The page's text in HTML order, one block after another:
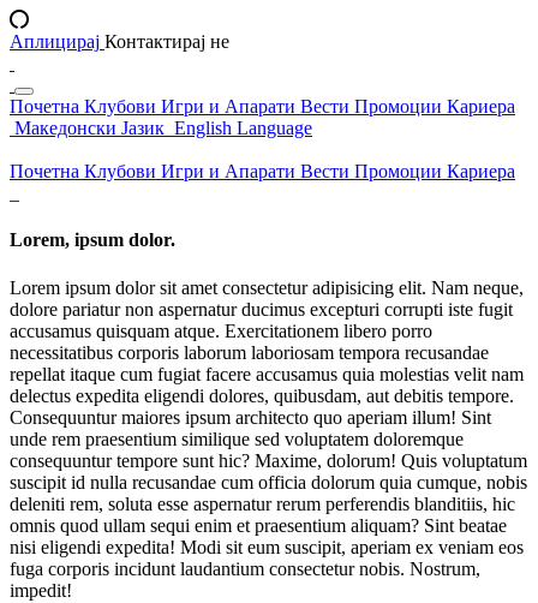
Аплицирај Контактирај не
Почетна Клубови Игри и Апарати Вести Промоции Кариера
Македонски Јазик English Language
Почетна Клубови Игри и Апарати Вести Промоции Кариера
Lorem, ipsum dolor.
Lorem ipsum dolor sit amet consectetur adipisicing elit. Nam neque,
dolore pariatur non aspernatur ducimus excepturi corrupti iste fugit
accusamus quisquam atque. Exercitationem libero porro
necessitatibus corporis laborum laboriosam tempora recusandae
repellat itaque cum fugiat facere accusamus quia molestias velit nam
delectus expedita eligendi dolores, quibusdam, aut debitis tempore.
Consequuntur maiores ipsum architecto quo aperiam illum! Sint
unde rem praesentium similique sed voluptatem doloremque
consequuntur tempore sunt hic? Maxime, dolorum! Quis voluptatum
suscipit id nulla recusandae cum officia dolorum quia cumque, nobis
deleniti rem, soluta esse aspernatur rerum perferendis blanditiis, hic
omnis quod ullam sequi enim et praesentium aliquam? Sint beatae
nisi eligendi expedita! Modi sit eum suscipit, aperiam ex veniam eos
fuga corporis incidunt laudantium consectetur nobis. Nostrum,
impedit!